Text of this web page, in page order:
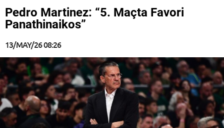
Pedro Martinez: “5. Maçta Favori
Panathinaikos”
13/MAY/26 08:26